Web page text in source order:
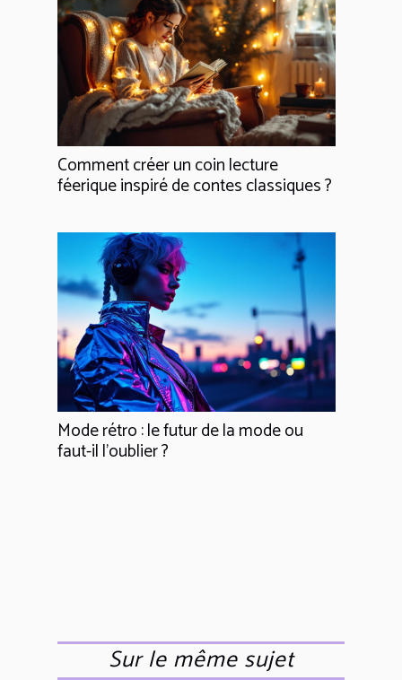
Comment créer un coin lecture
féerique inspiré de contes classiques ?
Mode rétro : le futur de la mode ou
faut-il l'oublier ?
Sur le même sujet